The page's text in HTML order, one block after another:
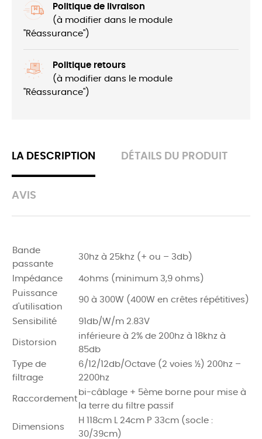
Politique de livraison
(à modifier dans le module
"Réassurance")
Politique retours
(à modifier dans le module
"Réassurance")
LA DESCRIPTION DÉTAILS DU PRODUIT
AVIS
Bande
passante
30hz à 25khz (+ ou – 3db)
Impédance
4ohms (minimum 3,9 ohms)
Puissance
d'utilisation
90 à 300W (400W en crêtes répétitives)
Sensibilité 91db/W/m 2.83V
Distorsion
inférieure à 2% de 200hz à 18khz à
85db
Type de
filtrage
6/12/12db/Octave (2 voies ½) 200hz –
2200hz
Raccordement
bi-câblage + 5ème borne pour mise à
la terre du filtre passif
Dimensions
H 118cm L 24cm P 33cm (socle :
30/39cm)